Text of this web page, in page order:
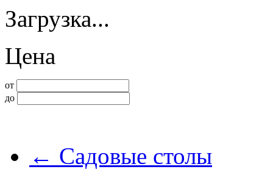
Загрузка...
Цена
от
до
← Садовые столы